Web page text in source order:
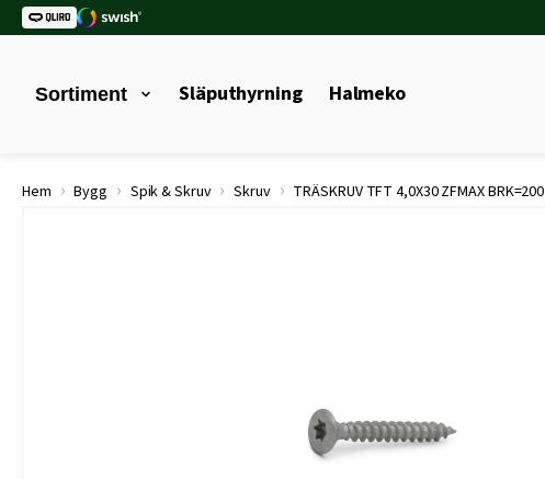
Sortiment Släputhyrning Halmeko
Hem › Bygg › Spik & Skruv › Skruv › TRÄSKRUV TFT 4,0X30 ZFMAX BRK=200